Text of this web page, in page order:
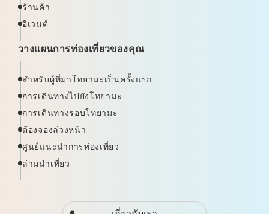
ร้านค้า
อีเวนต์
วางแผนการท่องเที่ยวของคุณ
สำหรับผู้ที่มาโทยามะเป็นครั้งแรก
การเดินทางไปยังโทยามะ
การเดินทางรอบโทยามะ
ต้องจองล่วงหน้า
ศูนย์แนะนำการท่องเที่ยว
ล่ามนำเที่ยว